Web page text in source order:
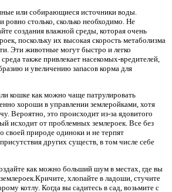
или собирающиеся источники воды.
ровно столько, сколько необходимо. Не
создания влажной среды, которая очень
поскольку их высокая скорость метаболизма
Эти животные могут быстро и легко
также привлекает насекомых-вредителей,
и увеличению запасов корма для
кошке как можно чаще патрулировать
хороши в управлении землеройками, хотя
Вероятно, это происходит из-за ядовитого
исходит от проблемных землероек. Все без
своей природе одиноки и не терпят
других существ, в том числе себе
как можно больший шум в местах, где вы
хлопайте в ладоши, стучите
котлу. Когда вы садитесь в сад, возьмите с